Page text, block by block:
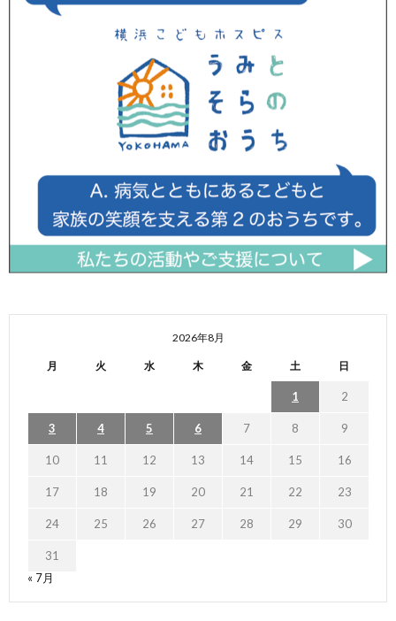
2026年8月
月 火 水 木 金 土 日
1 2
3 4 5 6 7 8 9
10 11 12 13 14 15 16
17 18 19 20 21 22 23
24 25 26 27 28 29 30
31
« 7月